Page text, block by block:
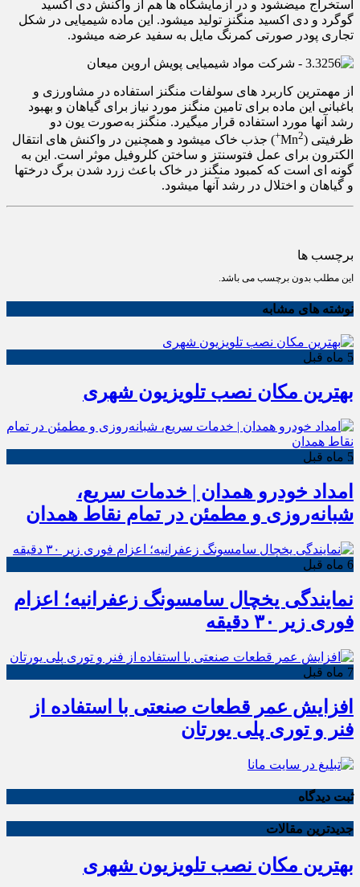
استخراج میضشود و در آزمایشگاه ها هم از واکنش دی اکسید
گوگرد و دی اکسید منگنز تولید میشود. این ماده شیمیایی در شکل
تجاری پودر صورتی کمرنگ مایل به سفید عرضه میشود.
از مهمترین کاربرد های سولفات منگنز استفاده در مشاورزی و
باغبانی این ماده برای تامین منگنز مورد نیاز برای گیاهان و بهبود
رشد آنها مورد استفاده قرار میگیرد. منگنز به‌صورت یون دو
ظرفیتی (Mn2+
) جذب خاک میشود و همچنین در واکنش های انتقال
الکترون برای عمل فتوسنتز و ساختن کلروفیل موثر است. این به
گونه ای است که کمبود منگنز در خاک باعث زرد شدن برگ درختها
و گیاهان و اختلال در رشد آنها میشود.
برچسب ها
این مطلب بدون برچسب می باشد.
نوشته های مشابه
5 ماه قبل
بهترین مکان نصب تلویزیون شهری
5 ماه قبل
امداد خودرو همدان | خدمات سریع،
شبانه‌روزی و مطمئن در تمام نقاط همدان
6 ماه قبل
نمایندگی یخچال سامسونگ زعفرانیه؛ اعزام
فوری زیر ۳۰ دقیقه
7 ماه قبل
افزایش عمر قطعات صنعتی با استفاده از
فنر و توری پلی یورتان
ثبت دیدگاه
جدیدترین مقالات
بهترین مکان نصب تلویزیون شهری